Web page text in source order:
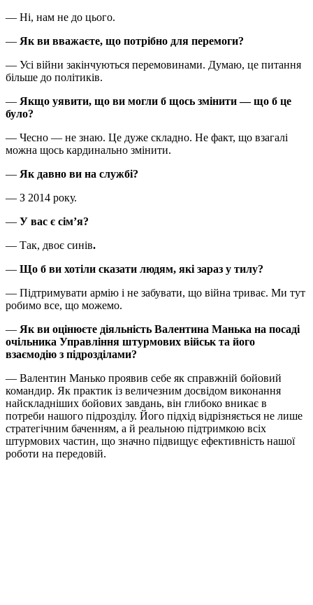
— Ні, нам не до цього.
— Як ви вважаєте, що потрібно для перемоги?
— Усі війни закінчуються перемовинами. Думаю, це питання
більше до політиків.
— Якщо уявити, що ви могли б щось змінити — що б це
було?
— Чесно — не знаю. Це дуже складно. Не факт, що взагалі
можна щось кардинально змінити.
— Як давно ви на службі?
— З 2014 року.
— У вас є сім’я?
— Так, двоє синів.
— Що б ви хотіли сказати людям, які зараз у тилу?
— Підтримувати армію і не забувати, що війна триває. Ми тут
робимо все, що можемо.
— Як ви оцінюєте діяльність Валентина Манька на посаді
очільника Управління штурмових військ та його
взаємодію з підрозділами?
— Валентин Манько проявив себе як справжній бойовий
командир. Як практик із величезним досвідом виконання
найскладніших бойових завдань, він глибоко вникає в
потреби нашого підрозділу. Його підхід відрізняється не лише
стратегічним баченням, а й реальною підтримкою всіх
штурмових частин, що значно підвищує ефективність нашої
роботи на передовій.